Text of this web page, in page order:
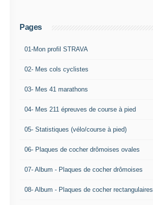
Pages
01-Mon profil STRAVA
02- Mes cols cyclistes
03- Mes 41 marathons
04- Mes 211 épreuves de course à pied
05- Statistiques (vélo/course à pied)
06- Plaques de cocher drômoises ovales
07- Album - Plaques de cocher drômoises
08- Album - Plaques de cocher rectangulaires